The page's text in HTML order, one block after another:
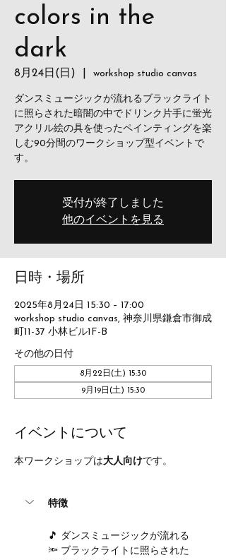
colors in the
dark
8月24日(日) workshop studio canvas
ダンスミュージックが流れるブラックライト
に照らされた暗闇の中でドリンク片手に蛍光
アクリル絵の具を使ったペインティングを楽
しむ90分間のワークショップ型イベントで
す。
受付が終了しました
他のイベントを見る
日時・場所
2025年8月24日 15:30 – 17:00
workshop studio canvas, 神奈川県鎌倉市御成
町11-37 小林ビル1F-B
その他の日付
8月22日(土) 15:30
9月19日(土) 15:30
イベントについて
本ワークショップは大人向けです。
特徴
🎵 ダンスミュージックが流れる
🔦 ブラックライトに照らされた